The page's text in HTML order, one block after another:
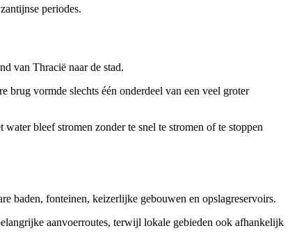
periodes.
van Thracië naar de stad.
brug vormde slechts één onderdeel van een veel groter
bleef stromen zonder te snel te stromen of te stoppen
baden, fonteinen, keizerlijke gebouwen en opslagreservoirs.
aanvoerroutes, terwijl lokale gebieden ook afhankelijk